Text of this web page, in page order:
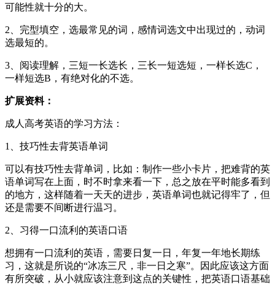
可能性就十分的大。
2、完型填空，选最常见的词，感情词选文中出现过的，动词
选最短的。
3、阅读理解，三短一长选长，三长一短选短，一样长选C，
一样短选B，有绝对化的不选。
扩展资料：
成人高考英语的学习方法：
1、技巧性去背英语单词
可以有技巧性去背单词，比如：制作一些小卡片，把难背的英
语单词写在上面，时不时拿来看一下，总之放在平时能多看到
的地方，这样随着一天天的进步，英语单词也就记得牢了，但
还是需要不间断进行温习。
2、习得一口流利的英语口语
想拥有一口流利的英语，需要日复一日，年复一年地长期练
习，这就是所说的“冰冻三尺，非一日之寒”。因此应该这方面
有所突破，从小就应该注意到这点的关键性，把英语口语基础